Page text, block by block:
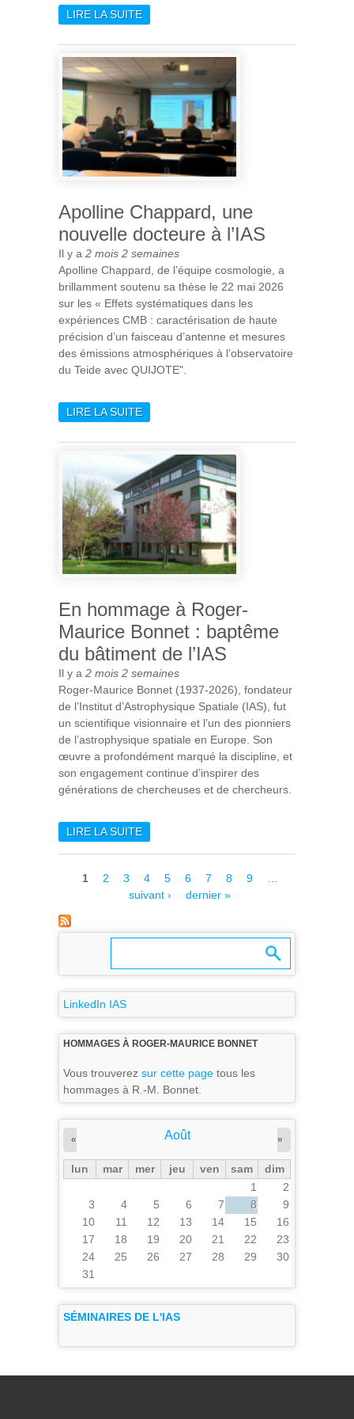
LIRE LA SUITEDE [ARIEL] PREMIÈRE
L’INSTRUMENT FRANÇAIS
AIRS
Apolline Chappard, une
nouvelle docteure à l’IAS
Il y a 2 mois 2 semaines
Apolline Chappard, de l’équipe cosmologie, a
brillamment soutenu sa thèse le 22 mai 2026
sur les « Effets systématiques dans les
expériences CMB : caractérisation de haute
précision d’un faisceau d’antenne et mesures
des émissions atmosphériques à l’observatoire
du Teide avec QUIJOTE".
LIRE LA SUITEDE APOLLINE CHAPPARD,
À L’IAS
En hommage à Roger-
Maurice Bonnet : baptême
du bâtiment de l’IAS
Il y a 2 mois 2 semaines
Roger-Maurice Bonnet (1937-2026), fondateur
de l’Institut d’Astrophysique Spatiale (IAS), fut
un scientifique visionnaire et l’un des pionniers
de l’astrophysique spatiale en Europe. Son
œuvre a profondément marqué la discipline, et
son engagement continue d’inspirer des
générations de chercheuses et de chercheurs.
LIRE LA SUITEDE EN HOMMAGE À ROGER-
L’IAS
Pages
1 2 3 4 5 6 7 8 9
…
suivant ›
dernier »
LinkedIn IAS
HOMMAGES À ROGER-MAURICE BONNET
Vous trouverez sur cette page tous les
hommages à R.-M. Bonnet.
Août
« »
lun mar mer jeu ven sam
dim
1
2
3
4 5 6 7 8
9
10
11 12 13 14 15
16
17
18 19 20 21 22
23
24
25 26 27 28 29
30
31
SÉMINAIRES DE L'IAS